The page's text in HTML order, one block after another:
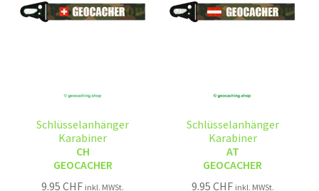
Schlüsselanhänger
Karabiner
CH
GEOCACHER
9.95CHF inkl. MWSt.
Schlüsselanhänger
Karabiner
AT
GEOCACHER
9.95 CHF inkl. MWSt.